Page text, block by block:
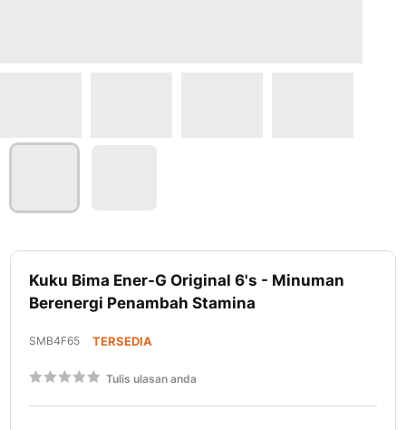
Kuku Bima Ener-G Original 6's - Minuman
Berenergi Penambah Stamina
SMB4F65 TERSEDIA
Rating:
60
% of 100
Tulis ulasan anda
Lewati
awal
galeri